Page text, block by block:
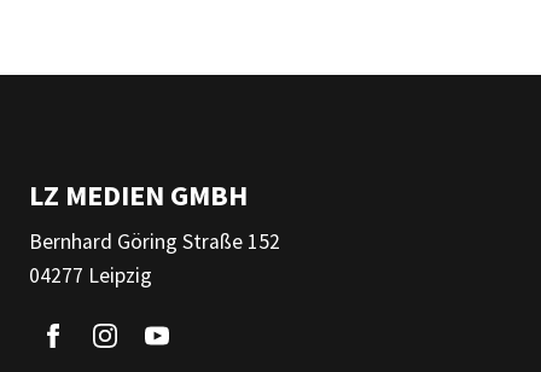
LZ MEDIEN GMBH
Bernhard Göring Straße 152
04277 Leipzig